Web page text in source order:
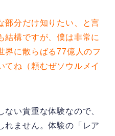
部分だけ知りたい、と言
結構ですが、僕は非常に
界に散らばる77億人のフ
てね（頼むぜソウルメイ
い貴重な体験なので、
れません。体験の「レア